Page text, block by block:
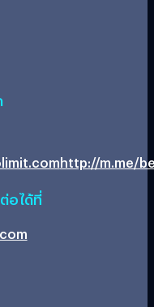
http://m.me/
อได้ที่